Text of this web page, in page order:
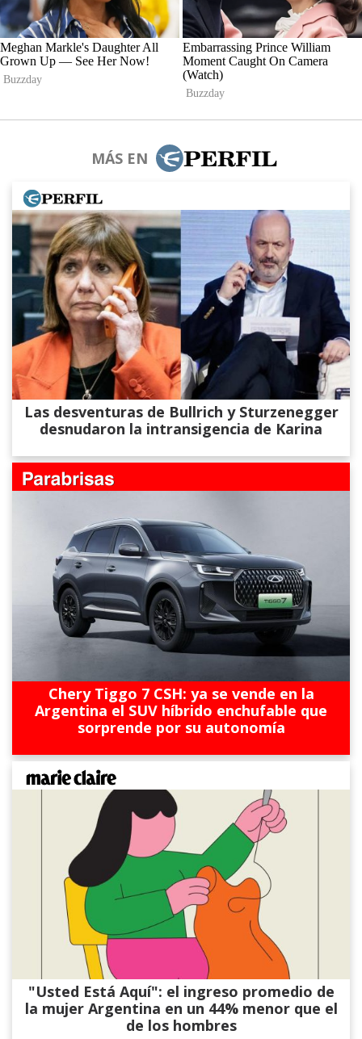
MÁS EN
Las desventuras de Bullrich y Sturzenegger
desnudaron la intransigencia de Karina
Chery Tiggo 7 CSH: ya se vende en la
Argentina el SUV híbrido enchufable que
sorprende por su autonomía
"Usted Está Aquí": el ingreso promedio de
la mujer Argentina en un 44% menor que el
de los hombres